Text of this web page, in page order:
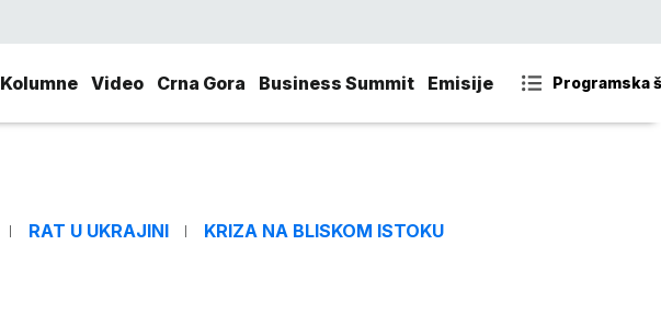
Kolumne Video Crna Gora Business Summit Emisije Programska
RAT U UKRAJINI KRIZA NA BLISKOM ISTOKU